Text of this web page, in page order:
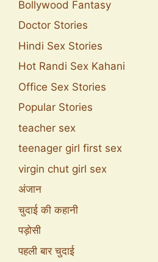
Bollywood Fantasy
Doctor Stories
Hindi Sex Stories
Hot Randi Sex Kahani
Office Sex Stories
Popular Stories
teacher sex
teenager girl first sex
virgin chut girl sex
अंजान
चुदाई की कहानी
पड़ोसी
पहली बार चुदाई